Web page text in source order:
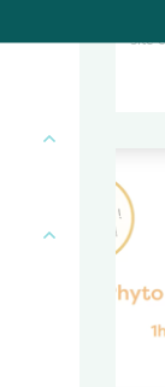
Site